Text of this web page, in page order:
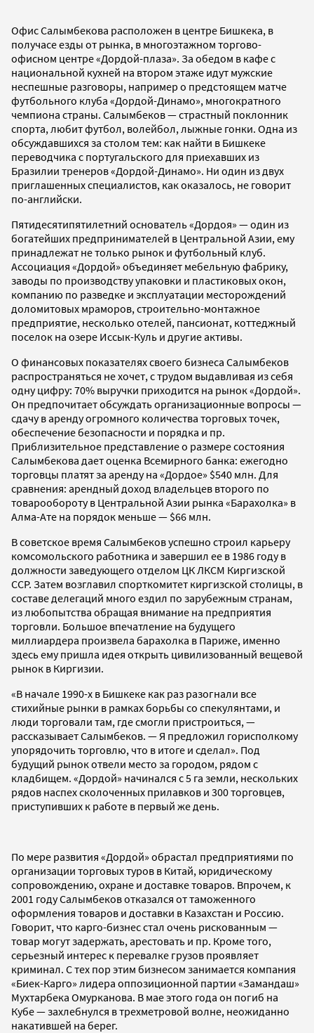
Офис Салымбекова расположен в центре Бишкека, в
получасе езды от рынка, в многоэтажном торгово-
офисном центре «Дордой-плаза». За обедом в кафе с
национальной кухней на втором этаже идут мужские
неспешные разговоры, например о предстоящем матче
футбольного клуба «Дордой-Динамо», многократного
чемпиона страны. Салымбеков — страстный поклонник
спорта, любит футбол, волейбол, лыжные гонки. Одна из
обсуждавшихся за столом тем: как найти в Бишкеке
переводчика с португальского для приехавших из
Бразилии тренеров «Дордой-Динамо». Ни один из двух
приглашенных специалистов, как оказалось, не говорит
по-английски.
Пятидесятипятилетний основатель «Дордоя» — один из
богатейших предпринимателей в Центральной Азии, ему
принадлежат не только рынок и футбольный клуб.
Ассоциация «Дордой» объединяет мебельную фабрику,
заводы по производству упаковки и пластиковых окон,
компанию по разведке и эксплуатации месторождений
доломитовых мраморов, строительно-монтажное
предприятие, несколько отелей, пансионат, коттеджный
поселок на озере Иссык-Куль и другие активы.
О финансовых показателях своего бизнеса Салымбеков
распространяться не хочет, с трудом выдавливая из себя
одну цифру: 70% выручки приходится на рынок «Дордой».
Он предпочитает обсуждать организационные вопросы —
сдачу в аренду огромного количества торговых точек,
обеспечение безопасности и порядка и пр.
Приблизительное представление о размере состояния
Салымбекова дает оценка Всемирного банка: ежегодно
торговцы платят за аренду на «Дордое» $540 млн. Для
сравнения: арендный доход владельцев второго по
товарообороту в Центральной Азии рынка «Барахолка» в
Алма-Ате на порядок меньше — $66 млн.
В советское время Салымбеков успешно строил карьеру
комсомольского работника и завершил ее в 1986 году в
должности заведующего отделом ЦК ЛКСМ Киргизской
ССР. Затем возглавил спорткомитет киргизской столицы, в
составе делегаций много ездил по зарубежным странам,
из любопытства обращая внимание на предприятия
торговли. Большое впечатление на будущего
миллиардера произвела барахолка в Париже, именно
здесь ему пришла идея открыть цивилизованный вещевой
рынок в Киргизии.
«В начале 1990-х в Бишкеке как раз разогнали все
стихийные рынки в рамках борьбы со спекулянтами, и
люди торговали там, где смогли пристроиться, —
рассказывает Салымбеков. — Я предложил горисполкому
упорядочить торговлю, что в итоге и сделал». Под
будущий рынок отвели место за городом, рядом с
кладбищем. «Дордой» начинался с 5 га земли, нескольких
рядов наспех сколоченных прилавков и 300 торговцев,
приступивших к работе в первый же день.
По мере развития «Дордой» обрастал предприятиями по
организации торговых туров в Китай, юридическому
сопровождению, охране и доставке товаров. Впрочем, к
2001 году Салымбеков отказался от таможенного
оформления товаров и доставки в Казахстан и Россию.
Говорит, что карго-бизнес стал очень рискованным —
товар могут задержать, арестовать и пр. Кроме того,
серьезный интерес к перевалке грузов проявляет
криминал. С тех пор этим бизнесом занимается компания
«Биек-Карго» лидера оппозиционной партии «Замандаш»
Мухтарбека Омурканова. В мае этого года он погиб на
Кубе — захлебнулся в трехметровой волне, неожиданно
накатившей на берег.